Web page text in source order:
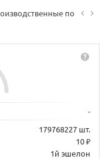
показатели
-
179768227 шт.
10 ₽
1й эшелон